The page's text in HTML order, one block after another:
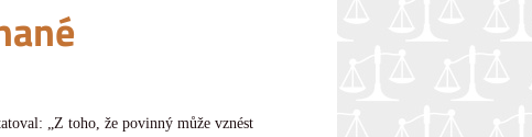
„Z toho, že povinný může vznést